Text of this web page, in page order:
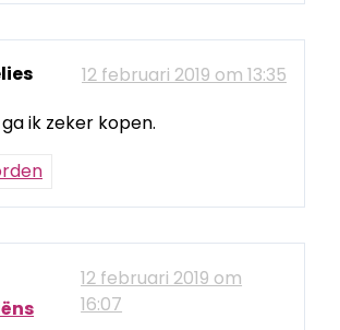
12 februari 2019 om 13:35
ik zeker kopen.
12 februari 2019 om
16:07